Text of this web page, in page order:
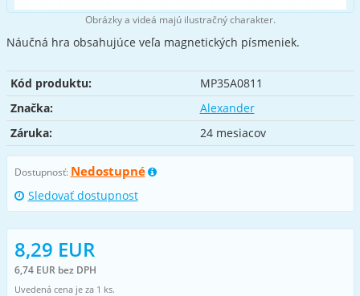
Obrázky a videá majú ilustračný charakter.
Náučná hra obsahujúce veľa magnetických písmeniek.
Kód produktu:
MP35A0811
Značka:
Alexander
Záruka:
24 mesiacov
Dostupnosť: Nedostupné
Sledovať dostupnost
8,29 EUR
6,74 EUR bez DPH
Uvedená cena je za 1 ks.